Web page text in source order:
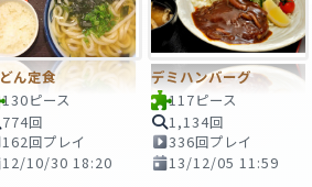
ん定食
130ピース
774回
162回プレイ
12/10/30 18:20
デミハンバーグ
117ピース
1,134回
336回プレイ
13/12/05 11:59